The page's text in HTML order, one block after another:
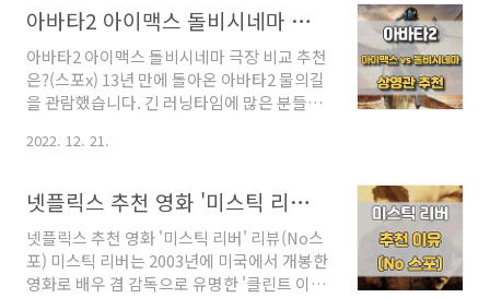
행성이 정말 실감났고, 실제로 여행 온듯한 착
각을 불러일으킬 정도로 빠져들었습니다. 특
히 99% CG라는 것이 믿기지 않을 만큼 수중
씬이 아름답고 훌륭했는데요. 아바타 2 물의
길을 보고 나니 후속 편에 대해 더욱 궁금해졌
다. 아바타 3 4 5 제목, 개봉 예정일 우선 물의
편에 대해 알아보려고 하는데 먼저 제목을 살
펴보겠습니다. 2018년 11월 ..
아바타2 아이맥스 돌비시네마 극장 비교 추천은?(스포x)
아바타2 아이맥스 돌비시네마 극장 비교 추천
은?(스포x) 13년 만에 돌아온 아바타2 물의길
을 관람했습니다. 긴 러닝타임에 많은 분들이
극장에 대해서만 다뤄보도록 하겠습니다. 제
비시네마인데요. 과연 어떤 극장이 좋을지 궁
금하신 분들은 끝까지 읽어보시기 바랍니다.
아바타2 아이맥스 추천 화면 비율 아래는 인
터넷에서 돌고 있는 화면 비율인데요. 전달하
고자 하는 내용은 1.85:1로 돌비시네마가 아이
2022. 12. 21.
넷플릭스 추천 영화 '미스틱 리버' 리뷰(No스포)
넷플릭스 추천 영화 '미스틱 리버' 리뷰(No스
포) 미스틱 리버는 2003년에 미국에서 개봉한
영화로 배우 겸 감독으로 유명한 '클린트 이스